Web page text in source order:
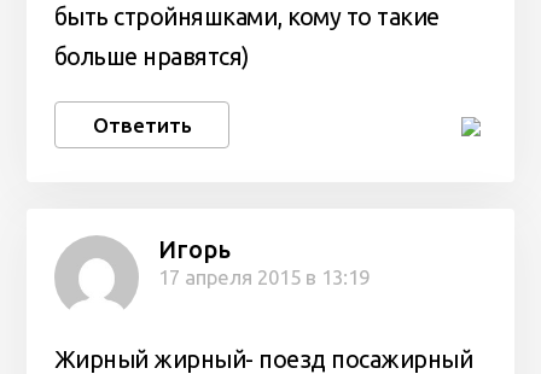
быть стройняшками, кому то такие
больше нравятся)
Ответить
Игорь
17 апреля 2015 в 13:19
Жирный жирный- поезд посажирный